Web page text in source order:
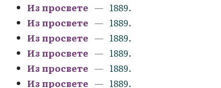
Из просвете
1889.
Из просвете
1889.
Из просвете
1889.
Из просвете
1889.
Из просвете
1889.
Из просвете
1889.